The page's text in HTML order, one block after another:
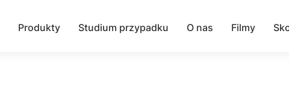
Produkty Studium przypadku O nas Filmy